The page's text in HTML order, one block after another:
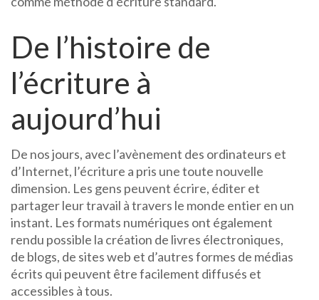
De l’histoire de
l’écriture à
aujourd’hui
De nos jours, avec l’avènement des ordinateurs et
d’Internet, l’écriture a pris une toute nouvelle
dimension. Les gens peuvent écrire, éditer et
partager leur travail à travers le monde entier en un
instant. Les formats numériques ont également
rendu possible la création de livres électroniques,
de blogs, de sites web et d’autres formes de médias
écrits qui peuvent être facilement diffusés et
accessibles à tous.